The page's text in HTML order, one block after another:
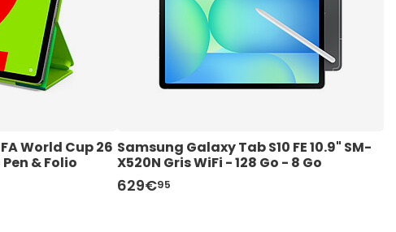
World Cup 26
& Folio
Samsung Galaxy Tab S10 FE 10.9" SM-
X520N Gris WiFi - 128 Go - 8 Go
629€95